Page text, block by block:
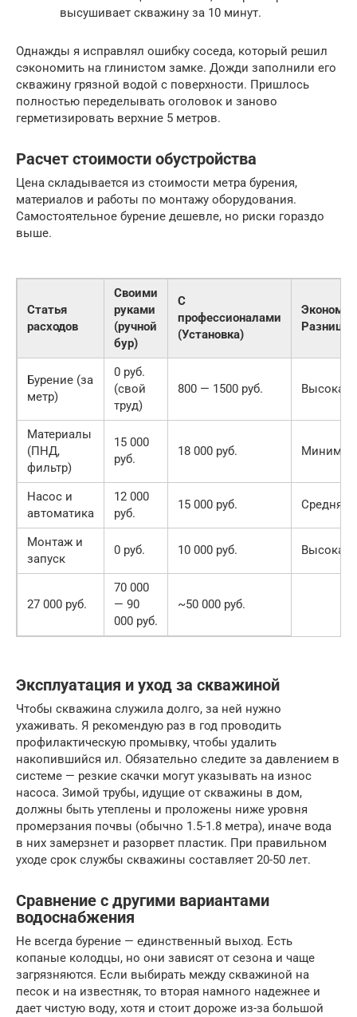
высушивает скважину за 10 минут.
Однажды я исправлял ошибку соседа, который решил
сэкономить на глинистом замке. Дожди заполнили его
скважину грязной водой с поверхности. Пришлось
полностью переделывать оголовок и заново
герметизировать верхние 5 метров.
Расчет стоимости обустройства
Цена складывается из стоимости метра бурения,
материалов и работы по монтажу оборудования.
Самостоятельное бурение дешевле, но риски гораздо
выше.
Статья
расходов
Своими
руками
(ручной
бур)
С
профессионалами
(Установка)
Разница
Бурение (за
метр)
0 руб.
(свой
труд)
800 — 1500 руб. Высокая
Материалы
(ПНД,
фильтр)
15 000
руб.
18 000 руб.
Насос и
автоматика
12 000
руб.
15 000 руб. Средняя
Монтаж и
запуск
0 руб. 10 000 руб. Высокая
27 000 руб.
70 000
— 90
000 руб.
~50 000 руб.
Эксплуатация и уход за скважиной
Чтобы скважина служила долго, за ней нужно
ухаживать. Я рекомендую раз в год проводить
профилактическую промывку, чтобы удалить
накопившийся ил. Обязательно следите за давлением в
системе — резкие скачки могут указывать на износ
насоса. Зимой трубы, идущие от скважины в дом,
должны быть утеплены и проложены ниже уровня
промерзания почвы (обычно 1.5-1.8 метра), иначе вода
в них замерзнет и разорвет пластик. При правильном
уходе срок службы скважины составляет 20-50 лет.
Сравнение с другими вариантами
водоснабжения
Не всегда бурение — единственный выход. Есть
копаные колодцы, но они зависят от сезона и чаще
загрязняются. Если выбирать между скважиной на
песок и на известняк, то вторая намного надежнее и
дает чистую воду, хотя и стоит дороже из-за большой